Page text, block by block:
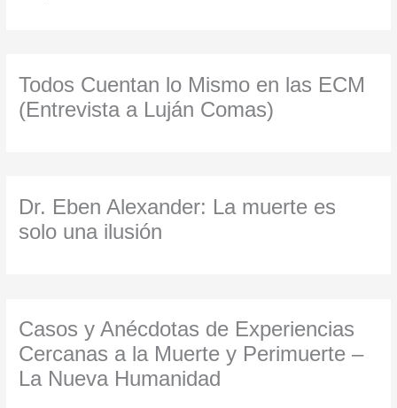
Todos Cuentan lo Mismo en las ECM
(Entrevista a Luján Comas)
Dr. Eben Alexander: La muerte es
solo una ilusión
Casos y Anécdotas de Experiencias
Cercanas a la Muerte y Perimuerte –
La Nueva Humanidad